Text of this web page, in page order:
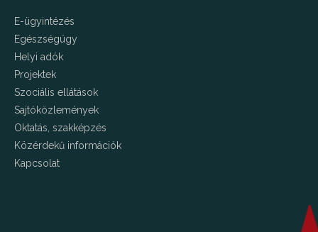
E-ügyintézés
Egészségügy
Helyi adók
Projektek
Szociális ellátások
Sajtóközlemények
Oktatás, szakképzés
Közérdekű információk
Kapcsolat